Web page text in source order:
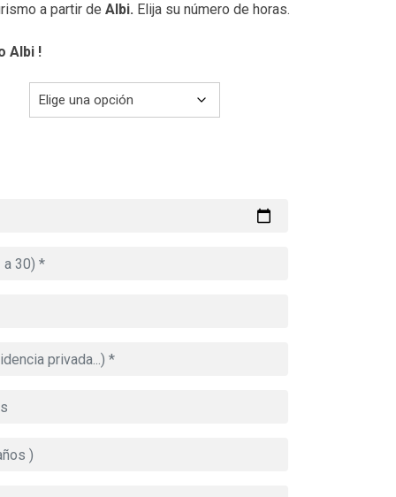
a partir de Albi. Elija su número de horas.
Albi !